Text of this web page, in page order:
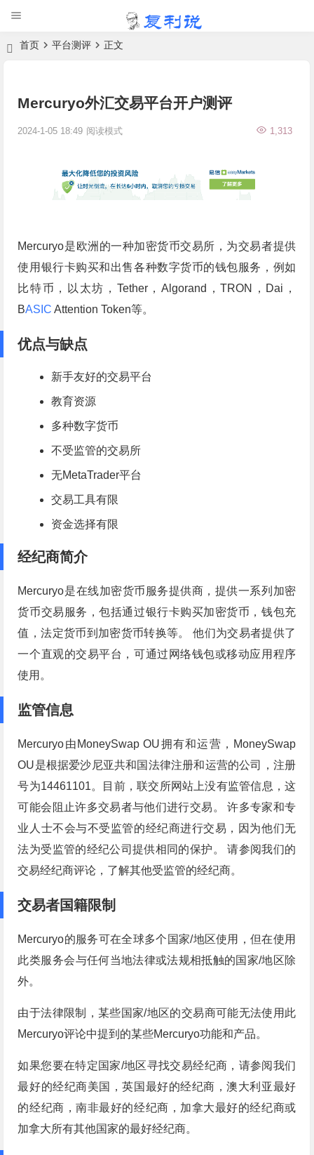
首页 平台测评 正文
Mercuryo外汇交易平台开户测评
2024-1-05 18:49 1,313
阅读模式
Mercuryo是欧洲的一种加密货币交易所，为交易者提供
使用银行卡购买和出售各种数字货币的钱包服务，例如
比特币，以太坊，Tether，Algorand，TRON，Dai，
BASIC Attention Token等。
优点与缺点
新手友好的交易平台
教育资源
多种数字货币
不受监管的交易所
无MetaTrader平台
交易工具有限
资金选择有限
经纪商简介
Mercuryo是在线加密货币服务提供商，提供一系列加密
货币交易服务，包括通过银行卡购买加密货币，钱包充
值，法定货币到加密货币转换等。 他们为交易者提供了
一个直观的交易平台，可通过网络钱包或移动应用程序
使用。
监管信息
Mercuryo由MoneySwap OU拥有和运营，MoneySwap
OU是根据爱沙尼亚共和国法律注册和运营的公司，注册
号为14461101。目前，联交所网站上没有监管信息，这
可能会阻止许多交易者与他们进行交易。 许多专家和专
业人士不会与不受监管的经纪商进行交易，因为他们无
法为受监管的经纪公司提供相同的保护。 请参阅我们的
交易经纪商评论，了解其他受监管的经纪商。
交易者国籍限制
Mercuryo的服务可在全球多个国家/地区使用，但在使用
此类服务​​会与任何当地法律或法规相抵触的国家/地区除
外。
由于法律限制，某些国家/地区的交易商可能无法使用此
Mercuryo评论中提到的某些Mercuryo功能和产品。
如果您要在特定国家/地区寻找交易经纪商，请参阅我们
最好的经纪商美国，英国最好的经纪商，澳大利亚最好
的经纪商，南非最好的经纪商，加拿大最好的经纪商或
加拿大所有其他国家的最好经纪商。